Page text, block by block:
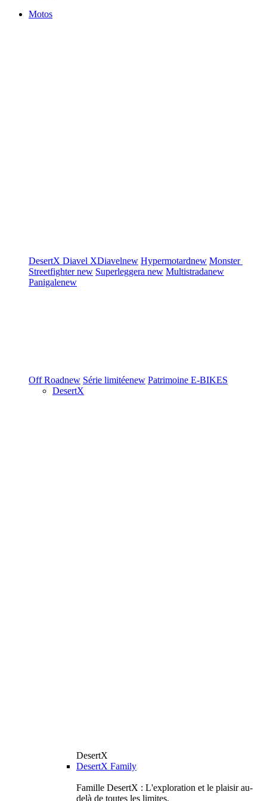
Motos
DesertX Diavel XDiavelnew Hypermotardnew Monster
Streetfighternew Superleggera new Multistradanew
Panigalenew
Off Roadnew Série limitéenew Patrimoine E-BIKES
DesertX
DesertX
DesertX Family
Famille DesertX : L'exploration et le plaisir au-
delà de toutes les limites.